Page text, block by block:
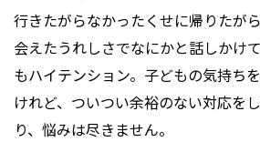
行きたがらなかったくせに帰りたが
会えたうれしさでなにかと話しかけ
もハイテンション。子どもの気持ち
けれど、ついつい余裕のない対応を
り、悩みは尽きません。